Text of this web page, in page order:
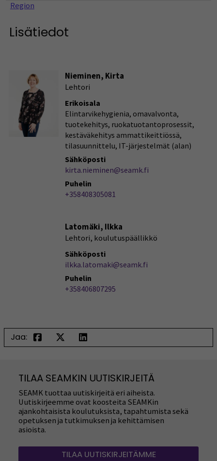
Region
Lisätiedot
Nieminen, Kirta
Lehtori
Erikoisala
Elintarvikehygienia, omavalvonta,
tuotekehitys, ruokatuotantoprosessit,
kestäväkehitys ammattikeittiössä,
tilasuunnittelu, IT-järjestelmät (alan)
Sähköposti
kirta.nieminen@seamk.fi
Puhelin
+358408305081
Latomäki, Ilkka
Lehtori, koulutuspäällikkö
Sähköposti
ilkka.latomaki@seamk.fi
Puhelin
+358406807295
Jaa:
TILAA SEAMKIN UUTISKIRJEITÄ
SEAMK tuottaa uutiskirjeitä eri aiheista.
Uutiskirjeemme ovat koosteita SEAMKin
ajankohtaisista koulutuksista, tapahtumista sekä
opetuksen ja tutkimuksen ja kehittämisen
asioista.
TILAA UUTISKIRJEITÄMME